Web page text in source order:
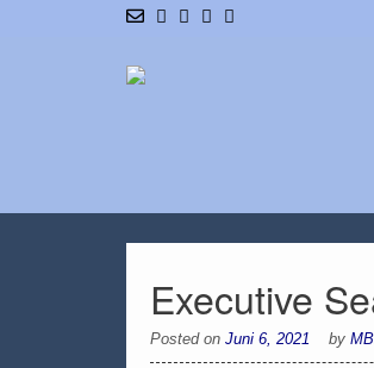
Executive
Posted on Juni 6, 2021 by